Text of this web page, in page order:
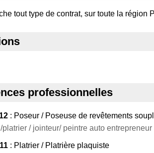
tout type de contrat, sur toute la région
professionnelles
: Poseur / Poseuse de revêtements
platrier / jointeur/ peintre auto
: Platrier / Platrière plaquiste